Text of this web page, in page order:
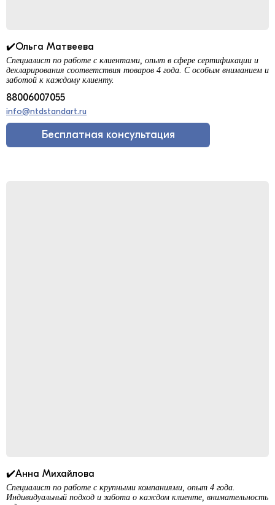
✔️Ольга Матвеева
Специалист по работе с клиентами, опыт в сфере сертификации и
декларирования соответствия товаров 4 года. С особым вниманием и
заботой к каждому клиенту.
88006007055
info@ntdstandart.ru
Бесплатная консультация
✔️Анна Михайлова
Специалист по работе с крупными компаниями, опыт 4 года.
Индивидуальный подход и забота о каждом клиенте, внимательность